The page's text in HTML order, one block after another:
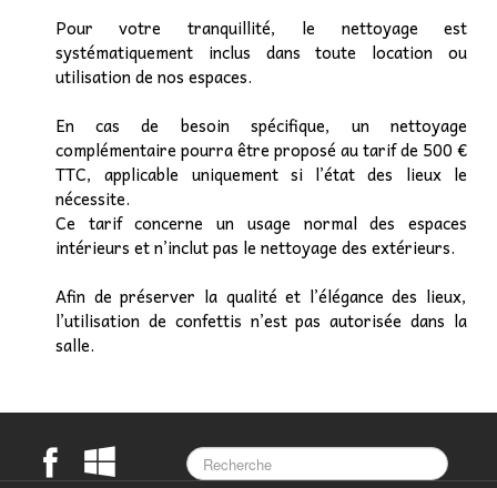
Pour votre tranquillité, le nettoyage est
systématiquement inclus dans toute location ou
utilisation de nos espaces.
En cas de besoin spécifique, un nettoyage
complémentaire pourra être proposé au tarif de 500 €
TTC, applicable uniquement si l’état des lieux le
nécessite.
Ce tarif concerne un usage normal des espaces
intérieurs et n’inclut pas le nettoyage des extérieurs.
Afin de préserver la qualité et l’élégance des lieux,
l’utilisation de confettis n’est pas autorisée dans la
salle.